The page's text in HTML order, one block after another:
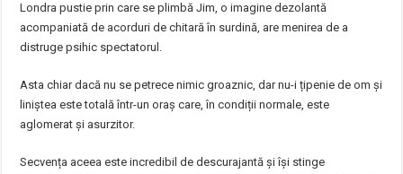
Londra pustie prin care se plimbă Jim, o imagine dezolantă
acompaniată de acorduri de chitară în surdină, are menirea de a
distruge psihic spectatorul.
Asta chiar dacă nu se petrece nimic groaznic, dar nu-i țipenie de om și
liniștea este totală într-un oraș care, în condiții normale, este
aglomerat și asurzitor.
Secvența aceea este incredibil de descurajantă și își stinge